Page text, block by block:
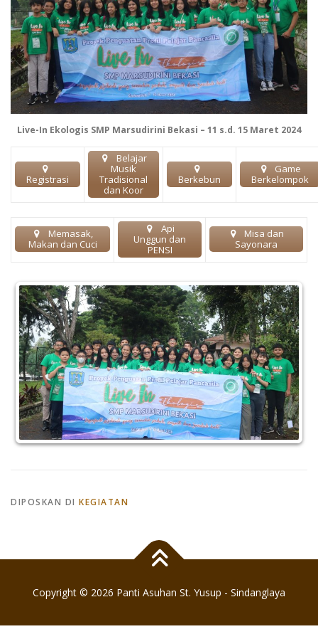
Live-In Ekologis SMP Marsudirini Bekasi – 11 s.d. 15 Maret 2024
Registrasi
Belajar
Musik
Tradisional
dan Koor
Berkebun
Game
Berkelompok
Memasak,
Makan dan Cuci
Api
Unggun dan
PENSI
Misa dan
Sayonara
DIPOSKAN DI KEGIATAN
Copyright © 2026 Panti Asuhan St. Yusup - Sindanglaya